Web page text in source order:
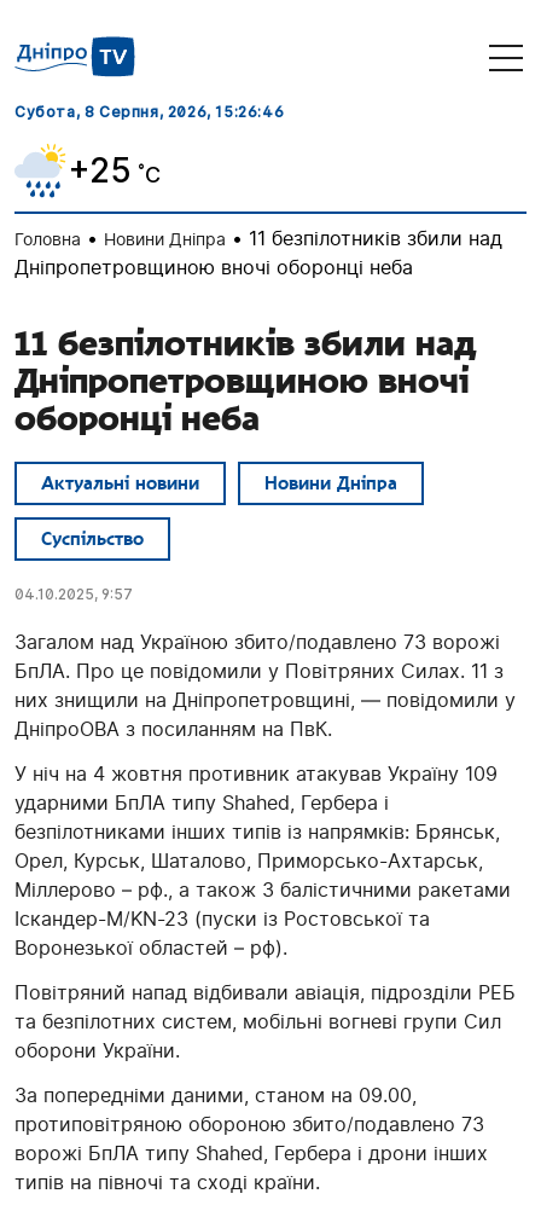
Субота, 8 Серпня, 2026, 15:26:47
+25 ˚C
Головна • Новини Дніпра • 11 безпілотників збили над
Дніпропетровщиною вночі оборонці неба
11 безпілотників збили над
Дніпропетровщиною вночі
оборонці неба
Актуальні новини Новини Дніпра
Суспільство
04.10.2025, 9:57
Загалом над Україною збито/подавлено 73 ворожі
БпЛА. Про це повідомили у Повітряних Силах. 11 з
них знищили на Дніпропетровщині, — повідомили у
ДніпроОВА з посиланням на ПвК.
У ніч на 4 жовтня противник атакував Україну 109
ударними БпЛА типу Shahed, Гербера і
безпілотниками інших типів із напрямків: Брянськ,
Орел, Курськ, Шаталово, Приморсько-Ахтарськ,
Міллерово – рф., а також 3 балістичними ракетами
Іскандер-М/KN-23 (пуски із Ростовської та
Воронезької областей – рф).
Повітряний напад відбивали авіація, підрозділи РЕБ
та безпілотних систем, мобільні вогневі групи Сил
оборони України.
За попередніми даними, станом на 09.00,
протиповітряною обороною збито/подавлено 73
ворожі БпЛА типу Shahed, Гербера і дрони інших
типів на півночі та сході країни.